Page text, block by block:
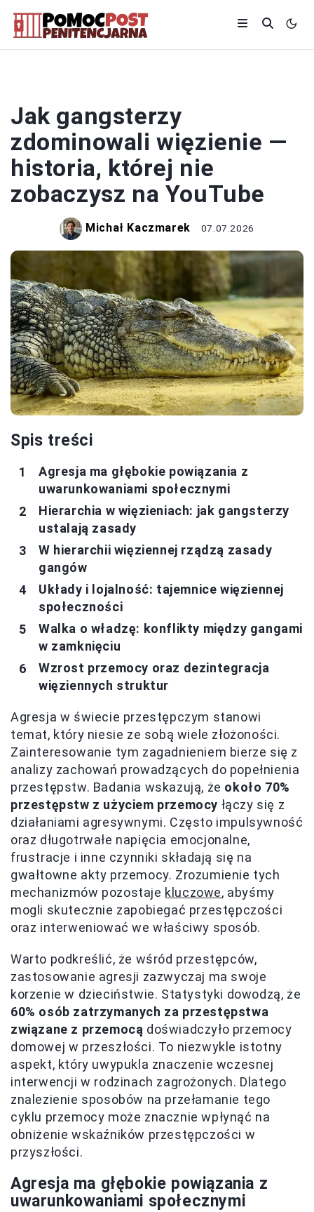
Jak gangsterzy
zdominowali więzienie —
historia, której nie
zobaczysz na YouTube
Michał Kaczmarek 07.07.2026
Spis treści
Agresja ma głębokie powiązania z
uwarunkowaniami społecznymi
Hierarchia w więzieniach: jak gangsterzy
ustalają zasady
W hierarchii więziennej rządzą zasady
gangów
Układy i lojalność: tajemnice więziennej
społeczności
Walka o władzę: konflikty między gangami
w zamknięciu
Wzrost przemocy oraz dezintegracja
więziennych struktur
Agresja w świecie przestępczym stanowi
temat, który niesie ze sobą wiele złożoności.
Zainteresowanie tym zagadnieniem bierze się z
analizy zachowań prowadzących do popełnienia
przestępstw. Badania wskazują, że około 70%
przestępstw z użyciem przemocy łączy się z
działaniami agresywnymi. Często impulsywność
oraz długotrwałe napięcia emocjonalne,
frustracje i inne czynniki składają się na
gwałtowne akty przemocy. Zrozumienie tych
mechanizmów pozostaje kluczowe, abyśmy
mogli skutecznie zapobiegać przestępczości
oraz interweniować we właściwy sposób.
Warto podkreślić, że wśród przestępców,
zastosowanie agresji zazwyczaj ma swoje
korzenie w dzieciństwie. Statystyki dowodzą, że
60% osób zatrzymanych za przestępstwa
związane z przemocą doświadczyło przemocy
domowej w przeszłości. To niezwykle istotny
aspekt, który uwypukla znaczenie wczesnej
interwencji w rodzinach zagrożonych. Dlatego
znalezienie sposobów na przełamanie tego
cyklu przemocy może znacznie wpłynąć na
obniżenie wskaźników przestępczości w
przyszłości.
Agresja ma głębokie powiązania z
uwarunkowaniami społecznymi